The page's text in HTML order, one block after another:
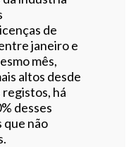
de
janeiro e
mês,
altos desde
há
desses
que não